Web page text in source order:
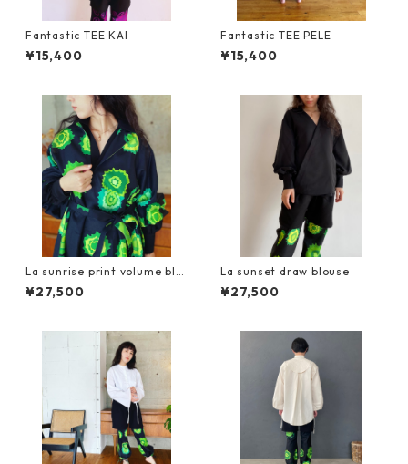
Fantastic TEE KAI
¥15,400
Fantastic TEE PELE
¥15,400
La sunrise print volume blo
use
¥27,500
La sunset draw blouse
¥27,500